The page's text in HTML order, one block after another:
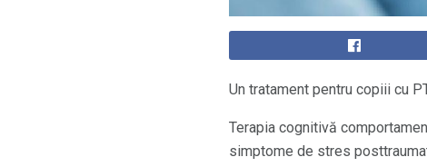
Un tratament pentru copiii cu
Terapia cognitivă
simptome de stres